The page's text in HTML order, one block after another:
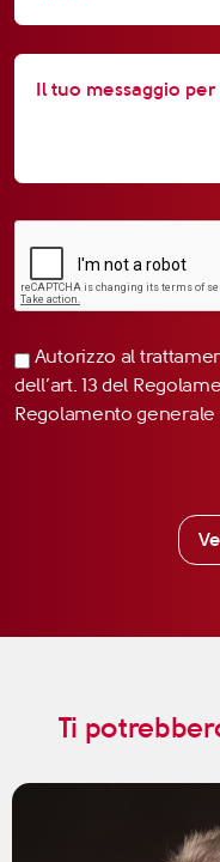
Autorizzo al
dell’art. 13 del
Regolamento
Ti